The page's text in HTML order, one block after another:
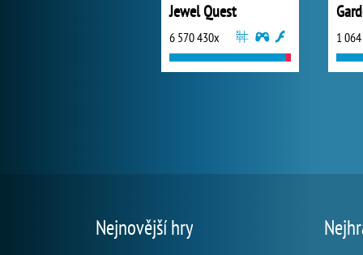
Jewel Quest
6 570 430x 1
Nejnovější hry